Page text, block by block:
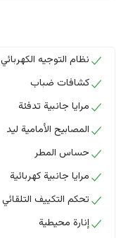
نظام التوجيه الكهربائي
كشافات ضباب
مرايا جانبية تدفئة
المصابيح الأمامية ليد
حساس المطر
مرايا جانبية كهربائية
تحكم التكييف التلقائي
إنارة محيطية